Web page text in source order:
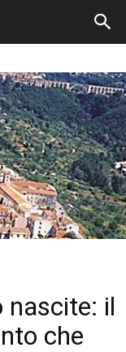
nascite: il
che